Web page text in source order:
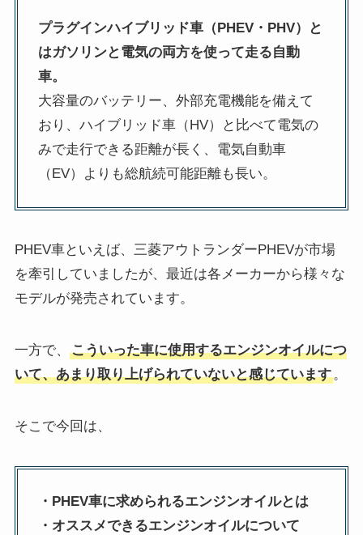
プラグインハイブリッド車（PHEV・PHV）と
はガソリンと電気の両方を使って走る自動
車。
大容量のバッテリー、外部充電機能を備えて
おり、ハイブリッド車（HV）と比べて電気の
みで走行できる距離が長く、電気自動車
（EV）よりも総航続可能距離も長い。
PHEV車といえば、三菱アウトランダーPHEVが市場
を牽引していましたが、最近は各メーカーから様々な
モデルが発売されています。
一方で、
こういった車に使用するエンジンオイルにつ
いて、あまり取り上げられていないと感じています。
そこで今回は、
・PHEV車に求められるエンジンオイルとは
・オススメできるエンジンオイルについて